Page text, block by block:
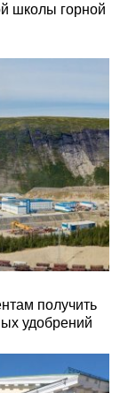
школы горной
получить
удобрений